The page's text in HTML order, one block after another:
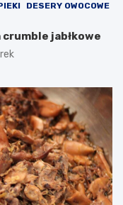
DESERY OWOCOWE
jabłkowe